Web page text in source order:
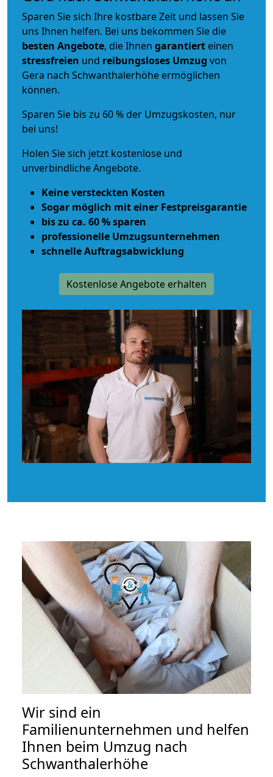
Sparen Sie sich Ihre kostbare Zeit und lassen Sie
uns Ihnen helfen. Bei uns bekommen Sie die
besten Angebote, die Ihnen garantiert einen
stressfreien und reibungsloses Umzug von
Gera nach Schwanthalerhöhe ermöglichen
können.
Sparen Sie bis zu 60 % der Umzugskosten, nur
bei uns!
Holen Sie sich jetzt kostenlose und
unverbindliche Angebote.
Keine versteckten Kosten
Sogar möglich mit einer Festpreisgarantie
bis zu ca. 60 % sparen
professionelle Umzugsunternehmen
schnelle Auftragsabwicklung
Kostenlose Angebote erhalten
Wir sind ein
Familienunternehmen und helfen
Ihnen beim Umzug nach
Schwanthalerhöhe